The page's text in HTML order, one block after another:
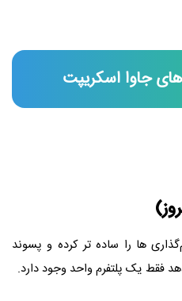
جاوا اسکریپت
‌ها را ساده‌ تر کرده و پسوند